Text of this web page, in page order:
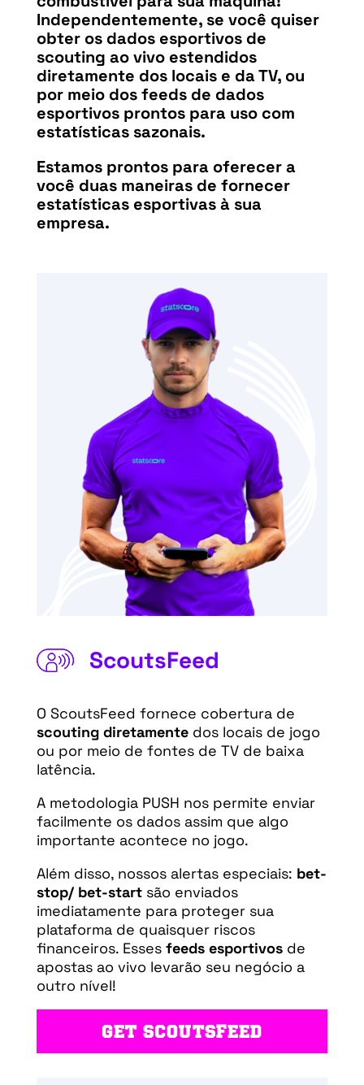
Independentemente, se você quiser
obter os dados esportivos de
scouting ao vivo estendidos
diretamente dos locais e da TV, ou
por meio dos feeds de dados
esportivos prontos para uso com
estatísticas sazonais.
Estamos prontos para oferecer a
você duas maneiras de fornecer
estatísticas esportivas à sua
empresa.
ScoutsFeed
O ScoutsFeed fornece cobertura de
scouting diretamentedos locais de jogo
ou por meio de fontes de TV de baixa
latência.
A metodologia PUSH nos permite enviar
facilmente os dados assim que algo
importante acontece no jogo.
Além disso, nossos alertas especiais: bet-
stop/ bet-startsão enviados
imediatamente para proteger sua
plataforma de quaisquer riscos
financeiros. Esses feeds esportivosde
apostas ao vivo levarão seu negócio a
outro nível!
GET SCOUTSFEED